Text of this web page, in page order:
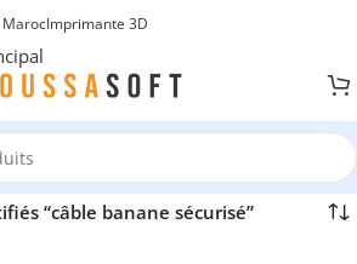
MarocImprimante 3D
“câble banane sécurisé”